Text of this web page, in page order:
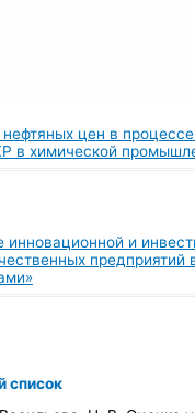
цен в
в химической
инновационной и
предприятий
список